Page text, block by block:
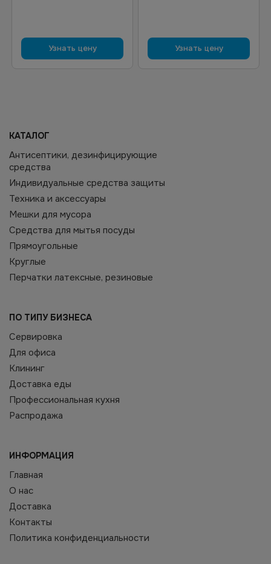
Узнать цену Узнать цену
КАТАЛОГ
Антисептики, дезинфицирующие
средства
Индивидуальные средства защиты
Техника и аксессуары
Мешки для мусора
Средства для мытья посуды
Прямоугольные
Круглые
Перчатки латексные, резиновые
ПО ТИПУ БИЗНЕСА
Сервировка
Для офиса
Клининг
Доставка еды
Профессиональная кухня
Распродажа
ИНФОРМАЦИЯ
Главная
О нас
Доставка
Контакты
Политика конфиденциальности